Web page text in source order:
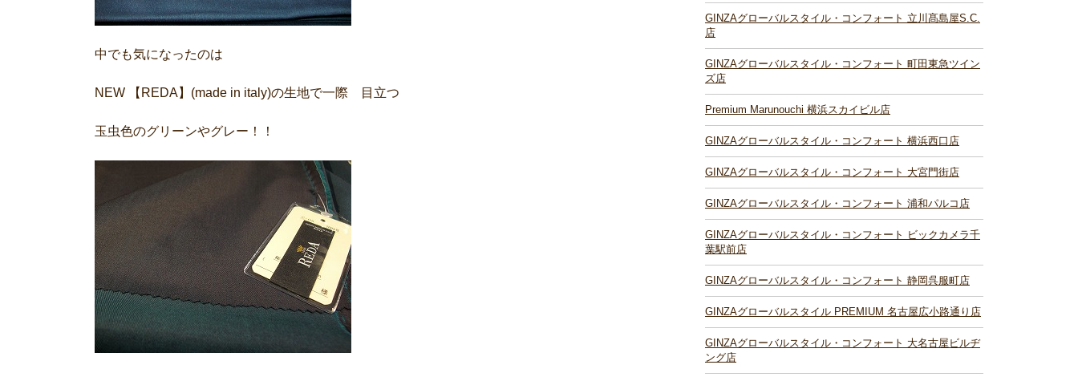
中でも気になったのは
NEW 【REDA】(made in italy)の生地で一際 目立つ
玉虫色のグリーンやグレー！！
GINZAグローバルスタイル・コンフォート 立川髙島屋S.C.
店
GINZAグローバルスタイル・コンフォート 町田東急ツイン
ズ店
Premium Marunouchi 横浜スカイビル店
GINZAグローバルスタイル・コンフォート 横浜西口店
GINZAグローバルスタイル・コンフォート 大宮門街店
GINZAグローバルスタイル・コンフォート 浦和パルコ店
GINZAグローバルスタイル・コンフォート ビックカメラ千
葉駅前店
GINZAグローバルスタイル・コンフォート 静岡呉服町店
GINZAグローバルスタイル PREMIUM 名古屋広小路通り店
GINZAグローバルスタイル・コンフォート 大名古屋ビルヂ
ング店